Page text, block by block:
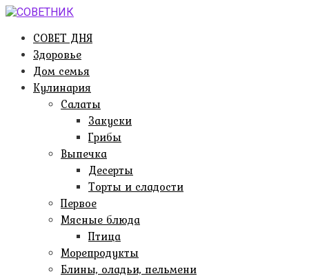
Перейти
контентуСОВЕТ ДНЯ
Здоровье
Дом семья
Кулинария
Салаты
Закуски
Грибы
Выпечка
Десерты
Торты и сладости
Первое
Мясные блюда
Птица
Морепродукты
Блины, оладьи, пельмени